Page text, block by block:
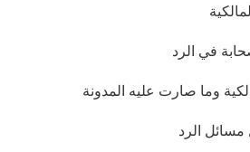
في الرد
وما صارت عليه المدونة
مسائل الرد